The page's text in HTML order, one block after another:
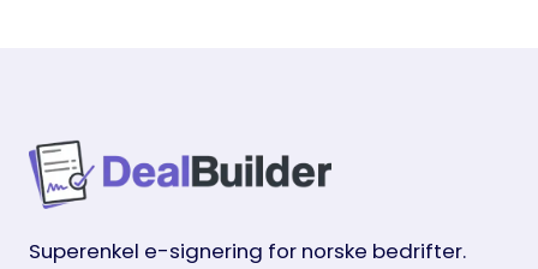
Superenkel e-signering for norske bedrifter.